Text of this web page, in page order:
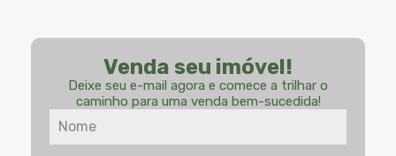
Venda seu imóvel!
Deixe seu e-mail agora e comece a trilhar o
caminho para uma venda bem-sucedida!